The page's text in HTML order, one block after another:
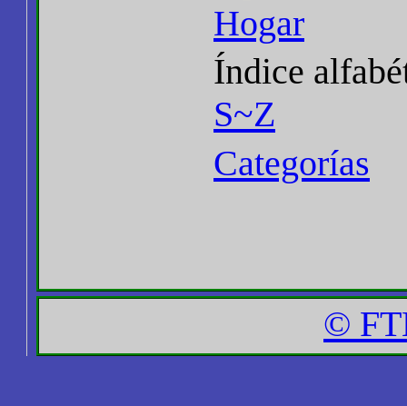
Hogar
Índice
S~Z
Categorías
©